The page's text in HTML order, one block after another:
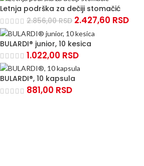
Letnja podrška za dečiji stomačić
2.856,00RSD 2.427,60 RSD
BULARDI® junior, 10 kesica
1.022,00 RSD
BULARDI®, 10 kapsula
881,00 RSD